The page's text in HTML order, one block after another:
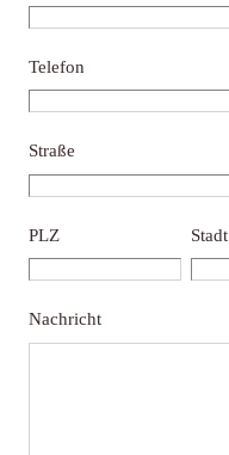
Telefon
Straße
PLZ Stadt
Nachricht